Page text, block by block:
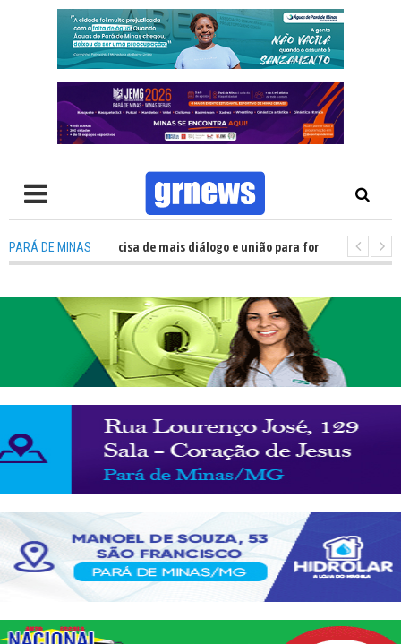
PARÁ DE MINAS
TV: Política precisa de mais diálogo e união para fortalecer Minas e